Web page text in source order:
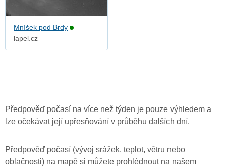
Mníšek pod Brdy
lapel.cz
Předpověď počasí na více než týden je pouze výhledem a
lze očekávat její upřesňování v průběhu dalších dní.
Předpověď počasí (vývoj srážek, teplot, větru nebo
oblačnosti) na mapě si můžete prohlédnout na našem